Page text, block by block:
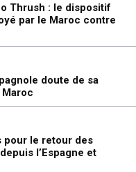
Thrush : le dispositif
par le Maroc contre
doute de sa
pour le retour des
l’Espagne et